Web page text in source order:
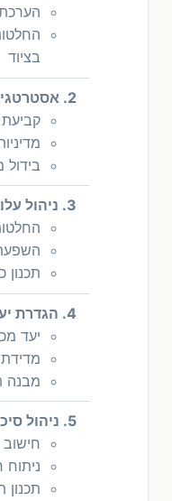
הערכת
בציוד
2. אסטרטגיית תמחור
קביעת
בידול
3. ניהול עלויות
4. הגדרת יעדים
יעד
מדידת
מבנה
5. ניהול סיכונים
חישוב
ניתוח
תכנון